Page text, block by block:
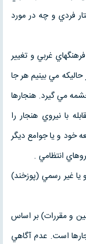
فردي و چه در مورد
غربي و تغيير
مي بينيم هر جا
مي گيرد. هنجارها
با نيروي هنجار را
خود و يا جوامع ديگر
انتظامي .
غير رسمي (پوزخند)
و مقررات) بر اساس
است. عدم آگاهي